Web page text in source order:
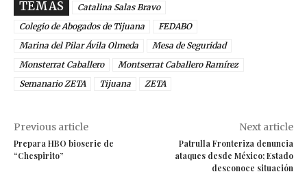
TEMAS
Catalina Salas Bravo
Colegio de Abogados de Tijuana
FEDABO
Marina del Pilar Ávila Olmeda
Mesa de Seguridad
Monsterrat Caballero
Montserrat Caballero Ramírez
Semanario ZETA
Tijuana ZETA
Previous article
Prepara HBO bioserie de
“Chespirito”
Next article
Patrulla Fronteriza denuncia
ataques desde México; Estado
desconoce situación